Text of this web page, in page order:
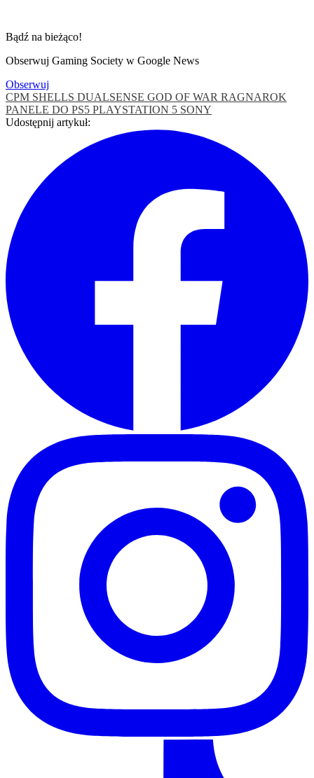
Bądź na bieżąco!
Obserwuj Gaming Society w Google News
Obserwuj
CPM SHELLS DUALSENSE GOD OF WAR RAGNAROK
PANELE DO PS5 PLAYSTATION 5 SONY
Udostępnij artykuł: